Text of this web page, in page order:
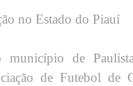
no Estado do Piauí
município de
de Futebol de